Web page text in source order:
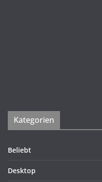
Kategorien
Beliebt
Desktop